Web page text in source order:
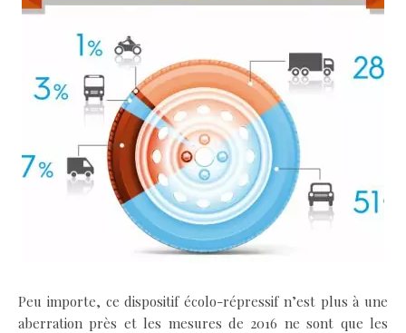
Peu importe, ce dispositif écolo-répressif n’est plus à une
aberration près et les mesures de 2016 ne sont que les